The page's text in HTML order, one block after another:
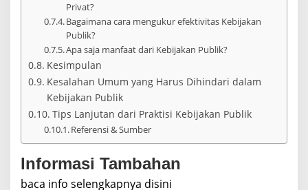
Privat?
Bagaimana cara mengukur efektivitas Kebijakan
Publik?
Apa saja manfaat dari Kebijakan Publik?
Kesimpulan
Kesalahan Umum yang Harus Dihindari dalam
Kebijakan Publik
Tips Lanjutan dari Praktisi Kebijakan Publik
Referensi & Sumber
Informasi Tambahan
baca info selengkapnya disini